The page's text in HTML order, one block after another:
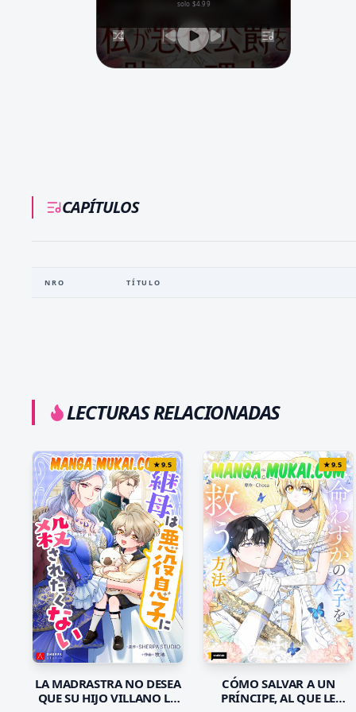
solo $4.99
CAPÍTULOS
NRO TÍTULO
LECTURAS RELACIONADAS
★9.5
LA MADRASTRA NO DESEA
QUE SU HIJO VILLANO LA
★9.5
CÓMO SALVAR A UN
PRÍNCIPE, AL QUE LE